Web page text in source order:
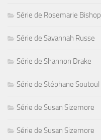
Série de Rosemarie Bishop
Série de Savannah Russe
Série de Shannon Drake
Série de Stéphane Soutoul
Série de Susan Sizemore
Série de Susan Sizemore